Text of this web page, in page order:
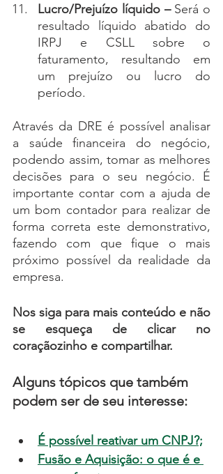
Lucro/Prejuízo líquido – Será o
resultado líquido abatido do
IRPJ e CSLL sobre o
faturamento, resultando em
um prejuízo ou lucro do
período.
Através da DRE é possível analisar
a saúde financeira do negócio,
podendo assim, tomar as melhores
decisões para o seu negócio. É
importante contar com a ajuda de
um bom contador para realizar de
forma correta este demonstrativo,
fazendo com que fique o mais
próximo possível da realidade da
empresa.
Nos siga para mais conteúdo e não
se esqueça de clicar no
coraçãozinho e compartilhar.
Alguns tópicos que também
podem ser de seu interesse:
É possível reativar um CNPJ?;
Fusão e Aquisição: o que é e